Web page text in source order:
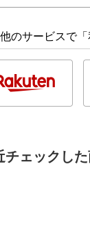
のサービスで
チェックし